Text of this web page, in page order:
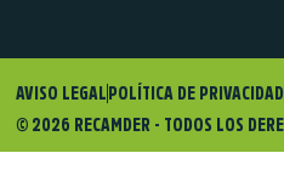
© 2026 RECAMDER - TODOS LOS
AVISO LEGAL POLÍTICA DE PRIVACIDAD